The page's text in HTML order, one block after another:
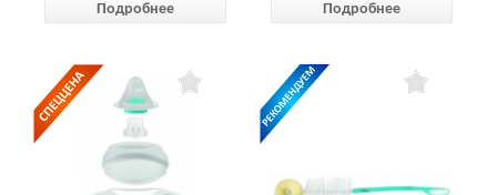
Подробнее Подробнее